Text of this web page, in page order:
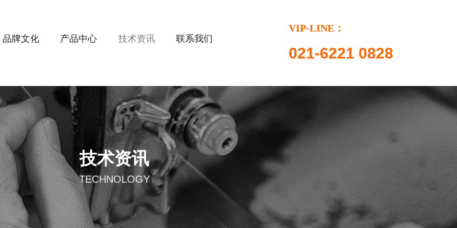
品牌文化 产品中心 技术资讯 联系我们
021-6221 0828
VIP-LINE：
技术资讯
TECHNOLOGY